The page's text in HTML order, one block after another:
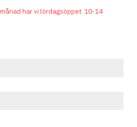
har vi lördagsöppet. 10-14